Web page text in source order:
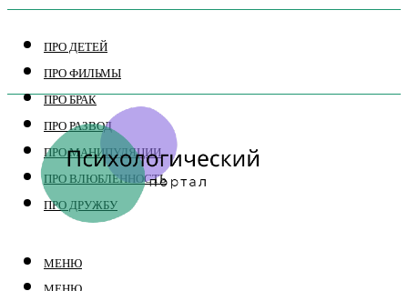
ПРО ДЕТЕЙ
ПРО ФИЛЬМЫ
ПРО БРАК
ПРО РАЗВОД
ПРО МАНИПУЛЯЦИИ
ПРО ВЛЮБЛЕННОСТЬ
ПРО ДРУЖБУ
МЕНЮ